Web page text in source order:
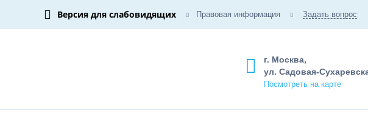
Версия для слабовидящих Правовая информация Задать вопрос
г. Москва,
ул. Садовая-
Посмотреть на карте